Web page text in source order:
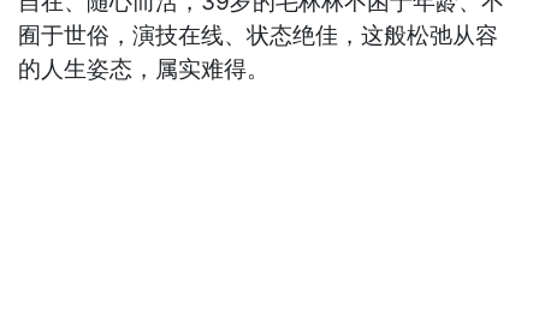
囿于世俗，演技在线、状态绝佳，这般松弛从容
的人生姿态，属实难得。